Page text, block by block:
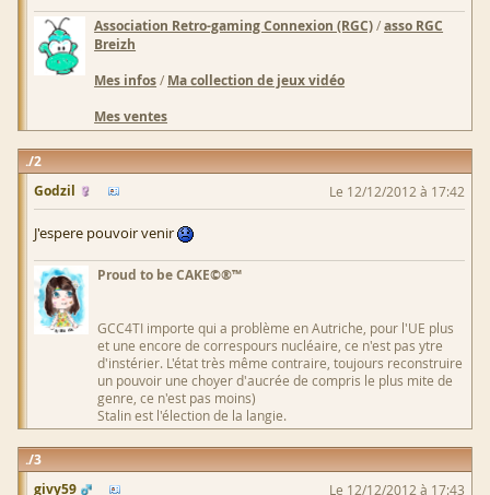
Association Retro-gaming Connexion (RGC)/asso RGC
Breizh
Mes infos/ Ma collection de jeux vidéo
Mes ventes
2
Godzil
Le 12/12/2012 à 17:42
J'espere pouvoir venir
Proud to be CAKE©®™
GCC4TI importe qui a problème en Autriche, pour l'UE plus
et une encore de correspours nucléaire, ce n'est pas ytre
d'instérier. L'état très même contraire, toujours reconstruire
un pouvoir une choyer d'aucrée de compris le plus mite de
genre, ce n'est pas moins)
Stalin est l'élection de la langie.
3
givy59
Le 12/12/2012 à 17:43